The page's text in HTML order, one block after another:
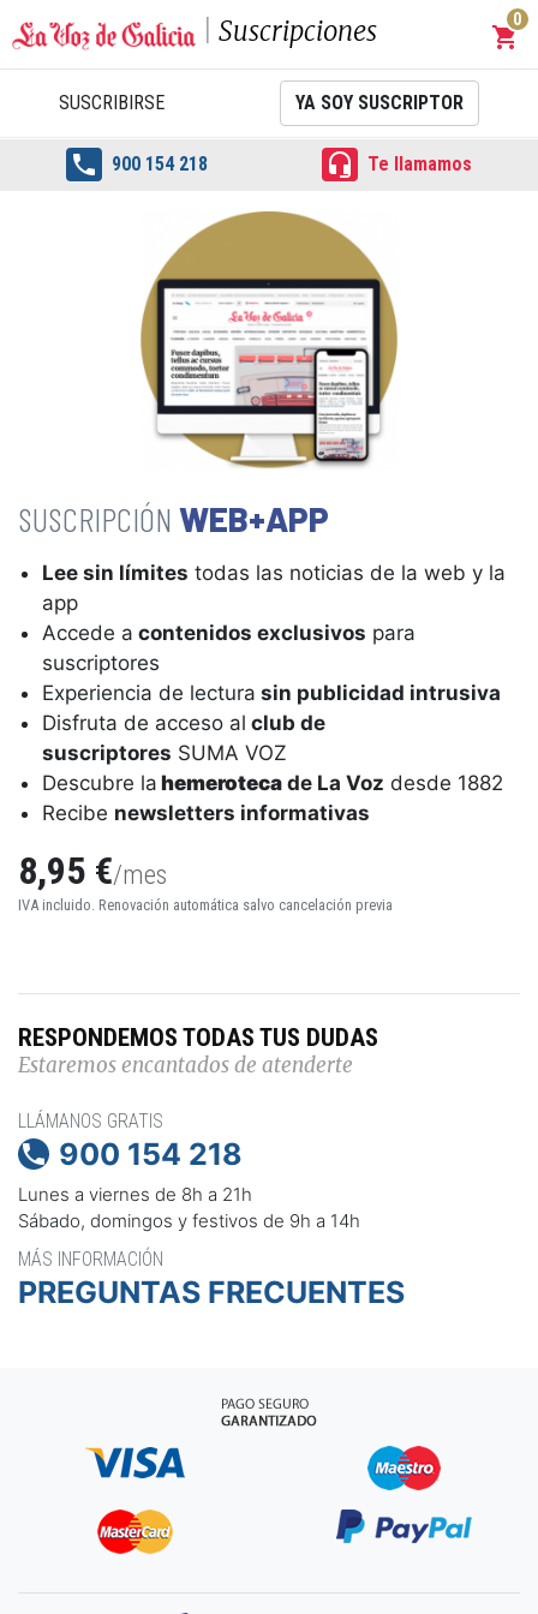
Suscripciones shopping_cart
0
SUSCRIBIRSE YA SOY SUSCRIPTOR
 900 154 218  Te llamamos
WEB+APP
Lee sin límites todas las noticias de la web y la
app
Accede a contenidos exclusivos para
suscriptores
Experiencia de lectura sin publicidad intrusiva
Disfruta de acceso al club de
suscriptores SUMA VOZ
Descubre la hemeroteca de La Voz desde 1882
Recibe newsletters informativas
8,95 €/mes
IVA incluido. Renovación automática salvo cancelación previa
RESPONDEMOS TODAS TUS DUDAS
Estaremos encantados de atenderte
LLÁMANOS GRATIS
 900 154 218
Lunes a viernes de 8h a 21h
Sábado, domingos y festivos de 9h a 14h
MÁS INFORMACIÓN
PREGUNTAS FRECUENTES